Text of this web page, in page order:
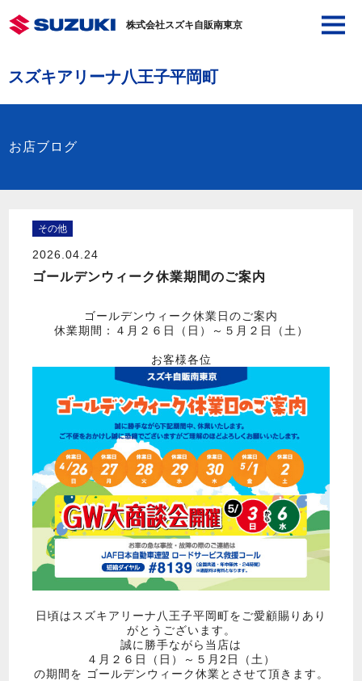
株式会社スズキ自販南東京
スズキアリーナ八王子平岡町
お店ブログ
その他
2026.04.24
ゴールデンウィーク休業期間のご案内
ゴールデンウィーク休業日のご案内
休業期間：４月２６日（日）～５月２日（土）
お客様各位
日頃はスズキアリーナ八王子平岡町をご愛顧賜りあり
がとうございます。
誠に勝手ながら当店は
４月２６日（日）～５月2日（土）
の期間を ゴールデンウィーク休業とさせて頂きます。